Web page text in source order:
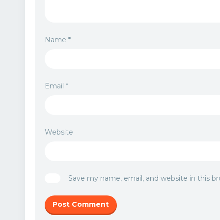
Name *
Email *
Website
Save my name, email, and website in this